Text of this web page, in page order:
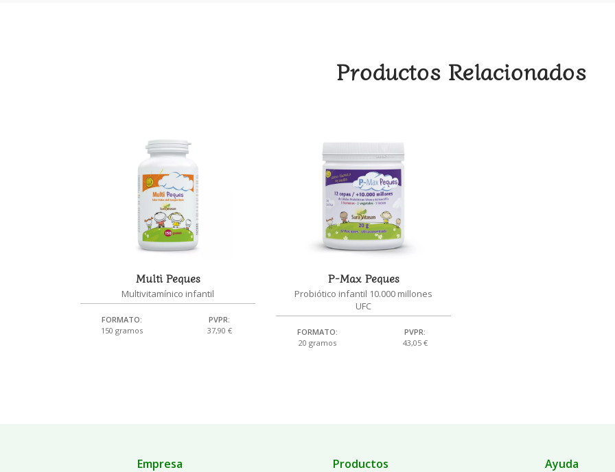
Productos Relacionados
Multi Peques
Multivitamínico infantil
FORMATO:
150 gramos
PVPR:
37,90 €
P-Max Peques
Probiótico infantil 10.000 millones
UFC
FORMATO:
20 gramos
PVPR:
43,05 €
Empresa Productos Ayuda